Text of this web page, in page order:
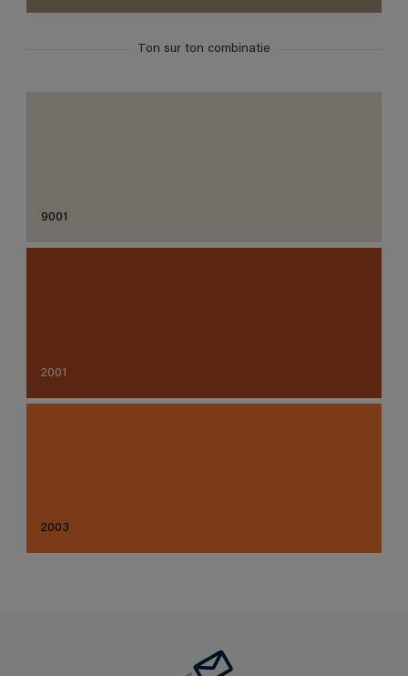
Ton sur ton combinatie
9001
2001
2003